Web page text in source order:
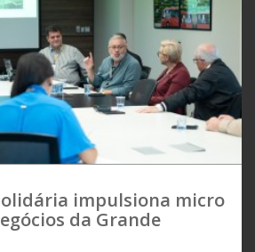
impulsiona micro
da Grande